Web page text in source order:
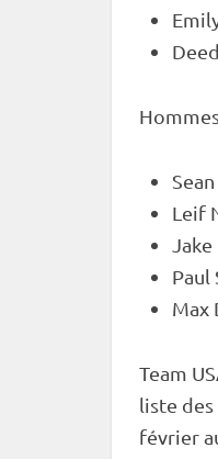
Leif
Paul
Max
Team
liste des
février